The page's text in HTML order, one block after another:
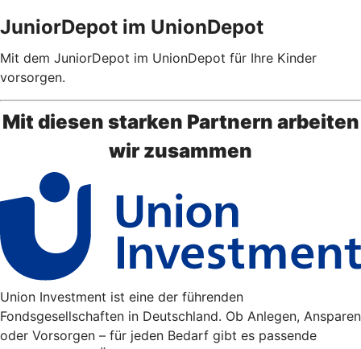
JuniorDepot im UnionDepot
Mit dem JuniorDepot im UnionDepot für Ihre Kinder
vorsorgen.
Mit diesen starken Partnern arbeiten
wir zusammen
Union Investment ist eine der führenden
Fondsgesellschaften in Deutschland. Ob Anlegen, Ansparen
oder Vorsorgen – für jeden Bedarf gibt es passende